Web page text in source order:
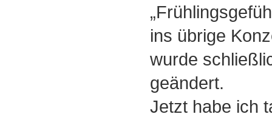
ins übrige
wurde
geändert.
Jetzt habe ich